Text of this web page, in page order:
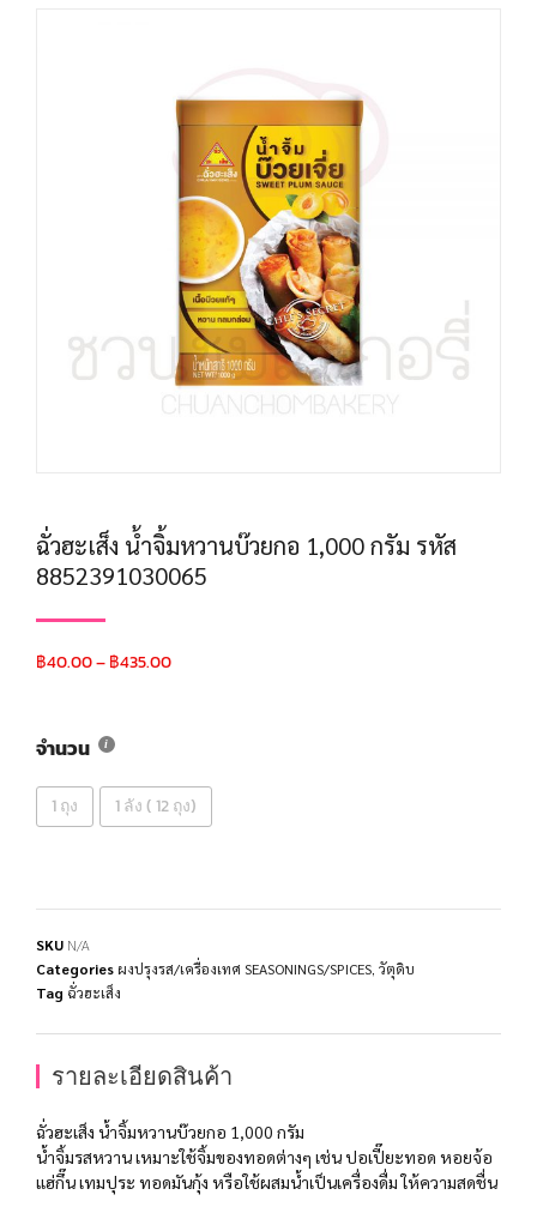
ฉั่วฮะเส็ง น้ำจิ้มหวานบ๊วยกอ 1,000 กรัม รหัส
8852391030065
฿40.00–฿435.00
จำนวน
1 ถุง 1 ลัง ( 12 ถุง)
SKU N/A
Categories ผงปรุงรส/เครื่องเทศ SEASONINGS/SPICES วัตุดิบ
Tag ฉั่วฮะเส็ง
รายละเอียดสินค้า
ฉั่วฮะเส็ง น้ำจิ้มหวานบ๊วยกอ 1,000 กรัม
น้ำจิ้มรสหวาน เหมาะใช้จิ้มของทอดต่างๆ เช่น ปอเปี๊ยะทอด หอยจ้อ
แฮ่กึ๊น เทมปุระ ทอดมันกุ้ง หรือใช้ผสมน้ำเป็นเครื่องดื่ม ให้ความสดชื่น